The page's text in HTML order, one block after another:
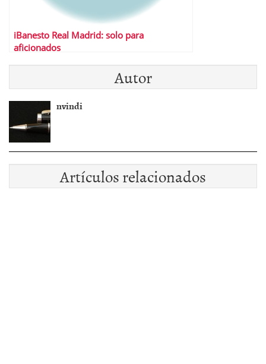
iBanesto Real Madrid: solo para
aficionados
Autor
nvindi
Artículos relacionados